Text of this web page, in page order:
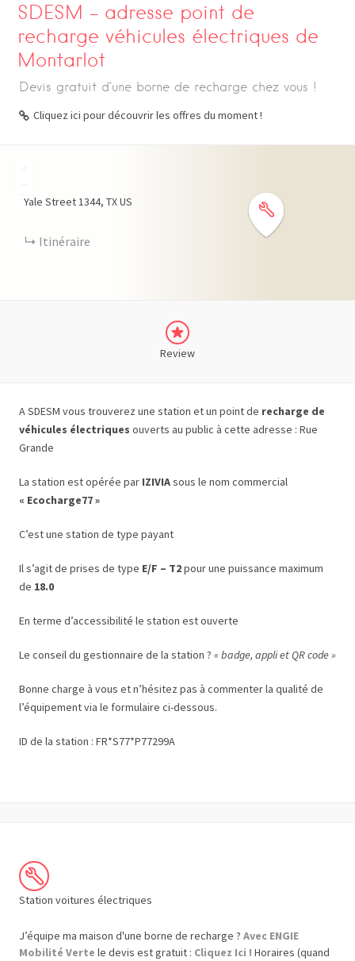
SDESM – adresse point de
recharge véhicules électriques de
Montarlot
Devis gratuit d’une borne de recharge chez vous !
Cliquez ici pour découvrir les offres du moment !
Yale Street1344 TXUS
Itinéraire
Review
A SDESM vous trouverez une station et un point de recharge de
véhicules électriques ouverts au public à cette adresse : Rue
Grande
La station est opérée par IZIVIAsous le nom commercial
« Ecocharge77 »
C’est une station de type payant
Il s’agit de prises de type E/F – T2pour une puissance maximum
de 18.0
En terme d’accessibilité le station est ouverte
Le conseil du gestionnaire de la station ? « badge, appli et QR code »
Bonne charge à vous et n’hésitez pas à commenter la qualité de
l’équipement via le formulaire ci-dessous.
ID de la station : FR*S77*P77299A
Station voitures électriques
J’équipe ma maison d'une borne de recharge ? Avec ENGIE
Mobilité Verte le devis est gratuit : Cliquez Ici ! Horaires (quand